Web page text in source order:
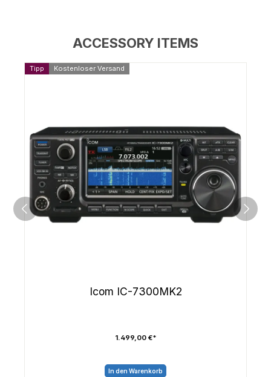
ACCESSORY ITEMS
Tipp Kostenloser Versand
Icom IC-7300MK2
1.499,00 €*
In den Warenkorb